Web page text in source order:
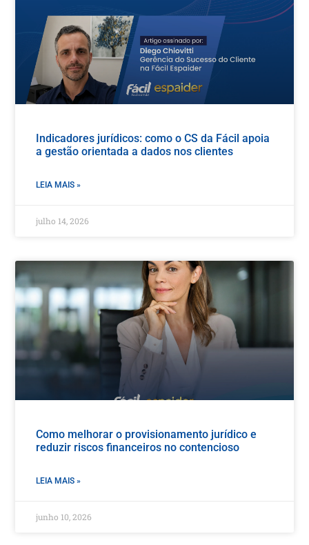
Indicadores jurídicos: como o CS da Fácil apoia
a gestão orientada a dados nos clientes
LEIA MAIS »
julho 14, 2026
Como melhorar o provisionamento jurídico e
reduzir riscos financeiros no contencioso
LEIA MAIS »
junho 10, 2026